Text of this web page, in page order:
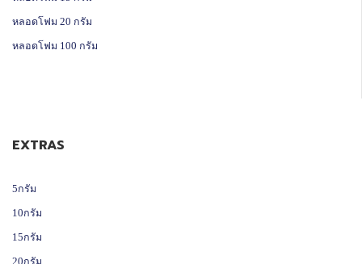
หลอดโฟม 20 กรัม
หลอดโฟม 100 กรัม
EXTRAS
5กรัม
10กรัม
15กรัม